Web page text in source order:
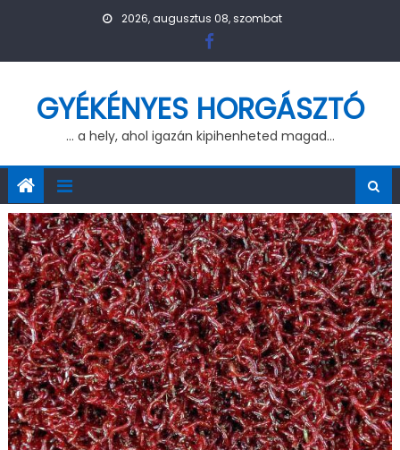
2026, augusztus 08, szombat
GYÉKÉNYES HORGÁSZTÓ
… a hely, ahol igazán kipihenheted magad…